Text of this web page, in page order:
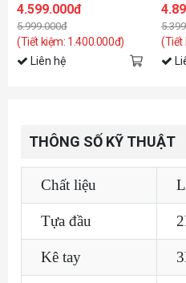
4.599.000đ
5.999.000đ
(Tiết kiệm: 1.400.000đ)
Liên hệ
(Tiết
THÔNG SỐ KỸ THUẬT
Chất liệu
Tựa đầu
Kê tay